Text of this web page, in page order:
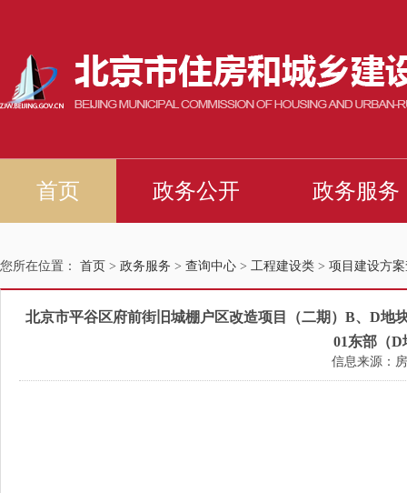
您所在位置： 首页 > 政务服务 > 查询中心 > 工程建设类 > 项目建设方
北京市平谷区府前街旧城棚户区改造项目（二期）B、D地
01东部（
信息来源：